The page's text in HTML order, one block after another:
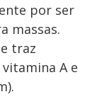
por ser
massas.
traz
A e